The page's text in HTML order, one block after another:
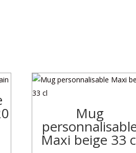
Mug
Maxi beige 33